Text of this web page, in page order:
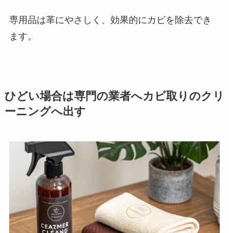
専用品は革にやさしく、効果的にカビを除去でき
ます。
ひどい場合は専門の業者へカビ取りのクリ
ーニングへ出す